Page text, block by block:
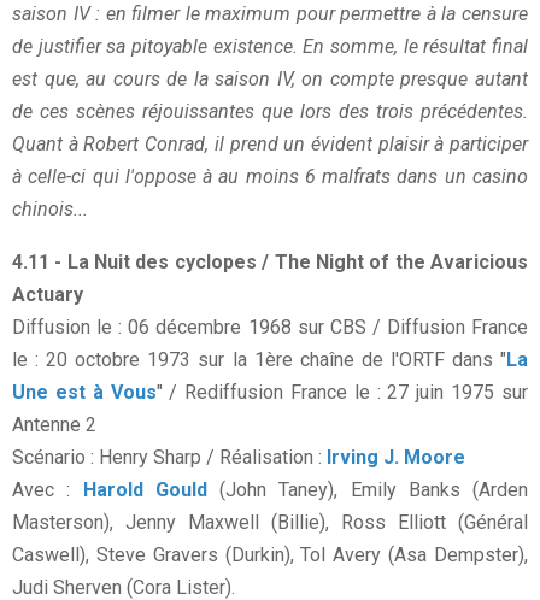
saison IV : en filmer le maximum pour permettre à la censure
de justifier sa pitoyable existence. En somme, le résultat final
est que, au cours de la saison IV, on compte presque autant
de ces scènes réjouissantes que lors des trois précédentes.
Quant à Robert Conrad, il prend un évident plaisir à participer
à celle-ci qui l'oppose à au moins 6 malfrats dans un casino
chinois...
4.11 - La Nuit des cyclopes / The Night of the Avaricious
Actuary
Diffusion le : 06 décembre 1968 sur CBS / Diffusion France
le : 20 octobre 1973 sur la 1ère chaîne de l'ORTF dans "La
Une est à Vous" / Rediffusion France le : 27 juin 1975 sur
Antenne 2
Scénario : Henry Sharp / Réalisation : Irving J. Moore
Avec : Harold Gould(John Taney), Emily Banks (Arden
Masterson), Jenny Maxwell (Billie), Ross Elliott (Général
Caswell), Steve Gravers (Durkin), Tol Avery (Asa Dempster),
Judi Sherven (Cora Lister).